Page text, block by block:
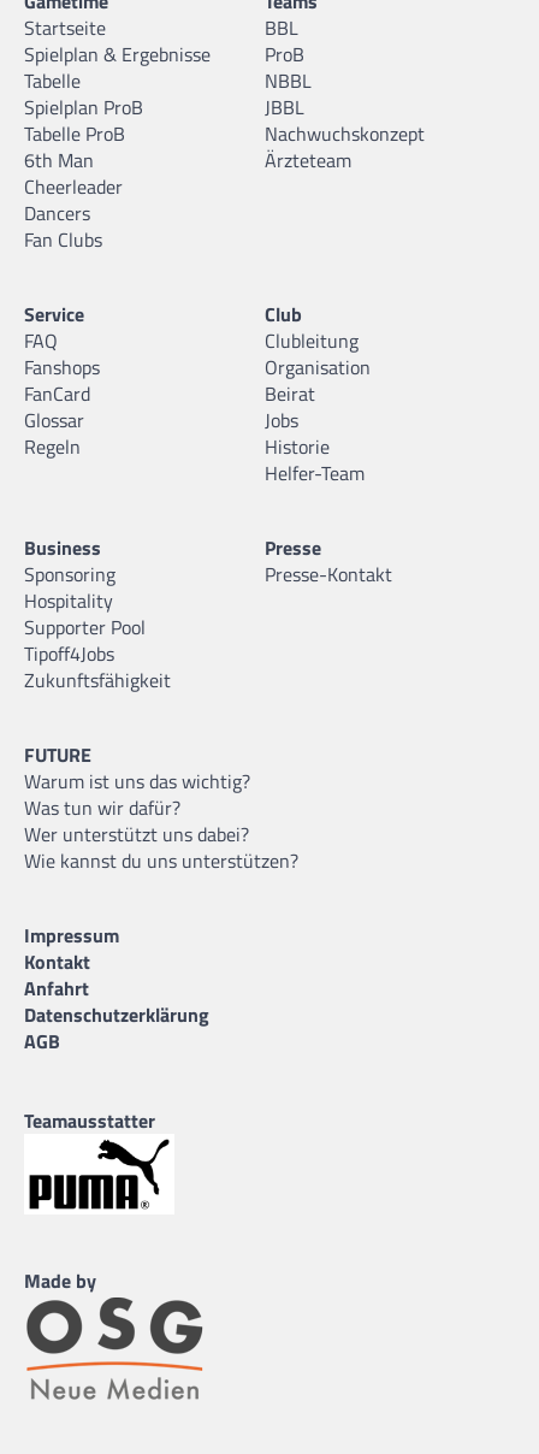
Startseite
Spielplan & Ergebnisse
Tabelle
Spielplan ProB
Tabelle ProB
6th Man
Cheerleader
Dancers
Fan Clubs
BBL
ProB
NBBL
JBBL
Nachwuchskonzept
Ärzteteam
Service
FAQ
Fanshops
FanCard
Glossar
Regeln
Club
Clubleitung
Organisation
Beirat
Jobs
Historie
Helfer-Team
Business
Sponsoring
Hospitality
Supporter Pool
Tipoff4Jobs
Zukunftsfähigkeit
Presse
Presse-Kontakt
FUTURE
Warum ist uns das wichtig?
Was tun wir dafür?
Wer unterstützt uns dabei?
Wie kannst du uns unterstützen?
Impressum
Kontakt
Anfahrt
Datenschutzerklärung
AGB
Teamausstatter
Made by